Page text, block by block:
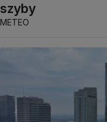
szyby
METEO